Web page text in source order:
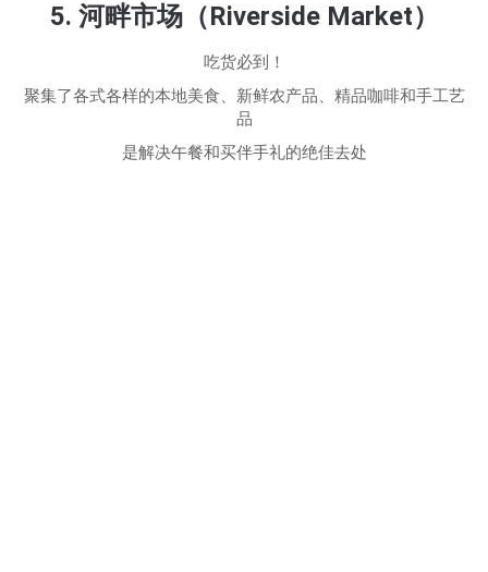
5. 河畔市场（Riverside Market）
吃货必到！
聚集了各式各样的本地美食、新鲜农产品、精品咖啡和手工艺
品
是解决午餐和买伴手礼的绝佳去处